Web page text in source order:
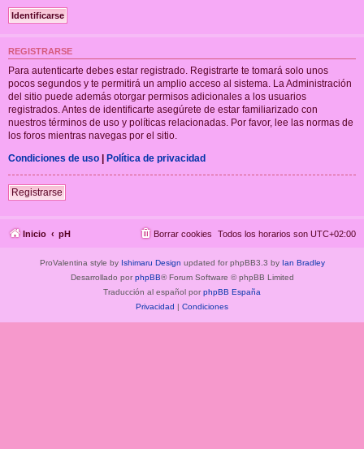
REGISTRARSE
Para autenticarte debes estar registrado. Registrarte te tomará solo unos
pocos segundos y te permitirá un amplio acceso al sistema. La Administración
del sitio puede además otorgar permisos adicionales a los usuarios
registrados. Antes de identificarte asegúrete de estar familiarizado con
nuestros términos de uso y políticas relacionadas. Por favor, lee las normas de
los foros mientras navegas por el sitio.
Condiciones de uso | Política de privacidad
Registrarse
Inicio pH Todos los horarios son UTC+02:00
Borrar cookies
ProValentina style by Ishimaru Design updated for phpBB3.3 by Ian Bradley
Desarrollado por phpBB® Forum Software © phpBB Limited
Traducción al español por phpBB España
Privacidad | Condiciones